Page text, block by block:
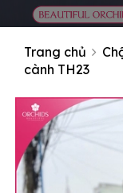
Trang chủ
cành TH23